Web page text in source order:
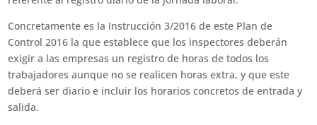
Concretamente es la Instrucción 3/2016 de este Plan de
Control 2016 la que establece que los inspectores deberán
exigir a las empresas un registro de horas de todos los
trabajadores aunque no se realicen horas extra, y que este
deberá ser diario e incluir los horarios concretos de entrada y
salida.